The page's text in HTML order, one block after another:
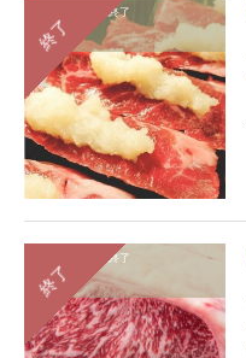
終了
募集終了
報告期間：
終了
終了
募集終了
報告期間：
終了